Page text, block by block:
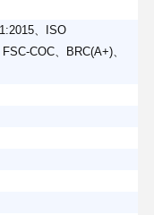
、ISO
COC、BRC(A+)、